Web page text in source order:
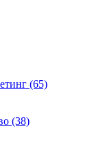
(65)
(38)